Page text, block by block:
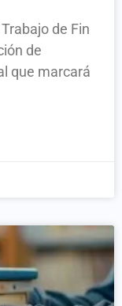
de Fin
de
que marcará